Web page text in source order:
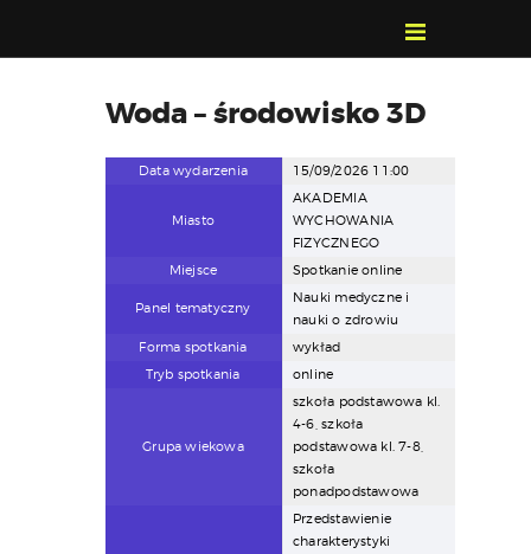
POZNAJ, POLUB,
PAMIĘTAJ!
O FESTIWALU
KONTAKT
WYSZUKIWARKA
Woda – środowisko 3D
Data wydarzenia 15/09/2026 11:00
Miasto
AKADEMIA
WYCHOWANIA
FIZYCZNEGO
Miejsce
Spotkanie online
Panel tematyczny
Nauki medyczne i
nauki o zdrowiu
Forma spotkania
wykład
Tryb spotkania
online
Grupa wiekowa
szkoła podstawowa kl.
4-6, szkoła
podstawowa kl. 7-8,
szkoła
ponadpodstawowa
Przedstawienie
charakterystyki